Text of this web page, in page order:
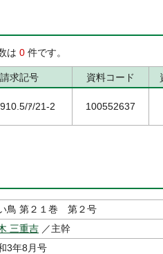
は 0 件です。
請求記号 資料コード
ｱ/21-2 100552637
鳥 第２１巻 第２号
三重吉 ／主幹
3年8月号